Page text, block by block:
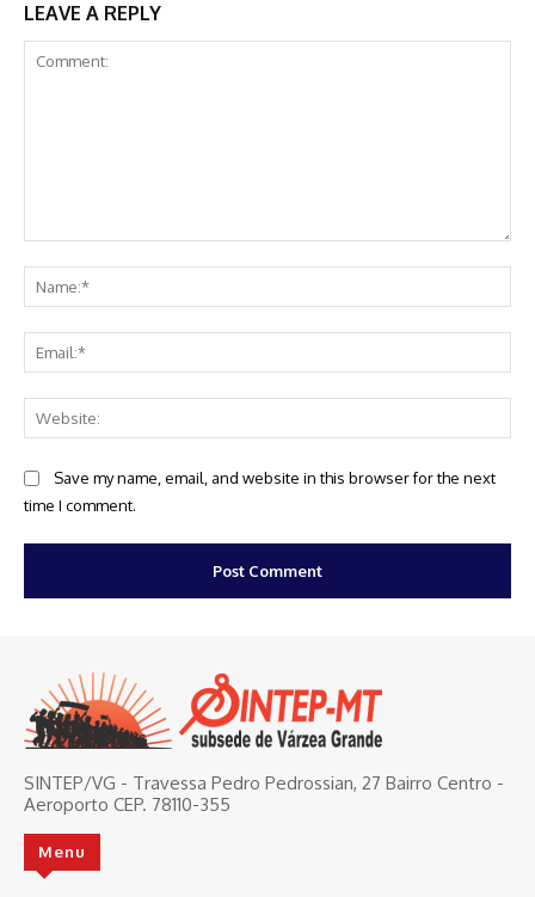
LEAVE A REPLY
Save my name, email, and website in this browser for the next
time I comment.
SINTEP/VG - Travessa Pedro Pedrossian, 27 Bairro Centro -
Aeroporto CEP. 78110-355
Menu